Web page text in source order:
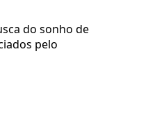
do sonho de
pelo